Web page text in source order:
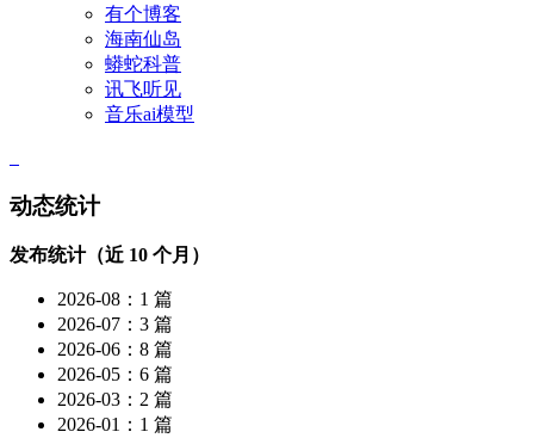
有个博客
海南仙岛
蟒蛇科普
讯飞听见
音乐ai模型
动态统计
发布统计（近 10 个月）
2026-08：1 篇
2026-07：3 篇
2026-06：8 篇
2026-05：6 篇
2026-03：2 篇
2026-01：1 篇